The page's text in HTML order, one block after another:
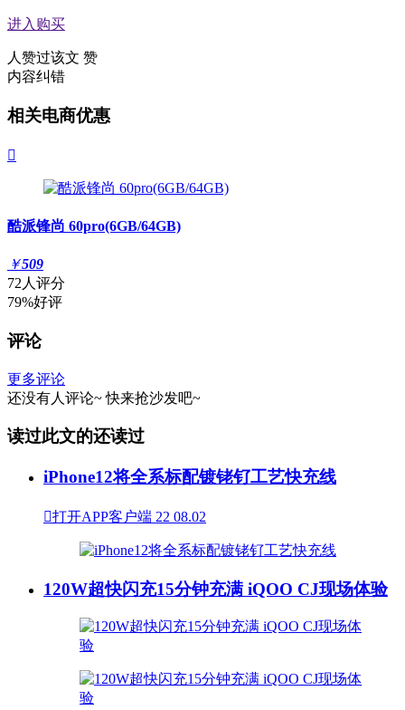
进入购买
人赞过该文 赞
内容纠错
相关电商优惠

酷派锋尚 60pro(6GB/64GB)
￥509
72人评分
79%好评
评论
更多评论
还没有人评论~ 快来抢沙发吧~
读过此文的还读过
iPhone12将全系标配镀铑钌工艺快充线
打开APP客户端 22 08.02
120W超快闪充15分钟充满 iQOO CJ现场体验